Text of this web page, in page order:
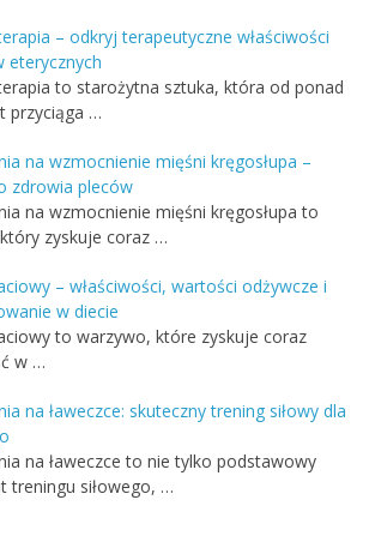
– odkryj terapeutyczne właściwości
eterycznych
to starożytna sztuka, która od ponad
przyciąga …
na wzmocnienie mięśni kręgosłupa –
zdrowia pleców
na wzmocnienie mięśni kręgosłupa to
zyskuje coraz …
– właściwości, wartości odżywcze i
w diecie
to warzywo, które zyskuje coraz
w …
na ławeczce: skuteczny trening siłowy dla
na ławeczce to nie tylko podstawowy
treningu siłowego, …